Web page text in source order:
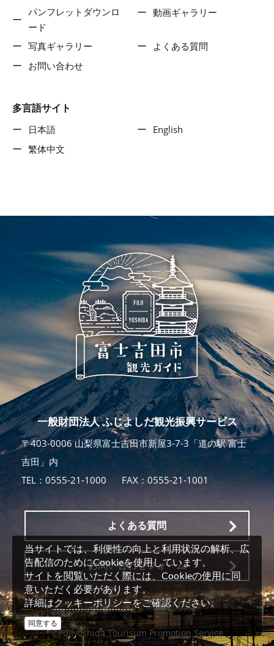
パンフレットダウンロ
ード
動画ギャラリー
写真ギャラリー
よくある質問
お問い合わせ
多言語サイト
日本語
English
繁体中文
一般財団法人 ふじよしだ観光振興サービス
〒403-0006 山梨県富士吉田市新屋3-7-3「道の駅 富士
吉田」内
TEL：0555-21-1000 FAX：0555-21-1001
よくある質問
お問い合わせフォーム
©Fujiyoshida Tourisum Promotion Service
当サイトでは、利便性の向上と利用状況の解析、広
告配信のためにCookieを使用しています。
サイトを閲覧いただく際には、Cookieの使用に同
意いただく必要があります。
詳細はクッキーポリシーをご確認ください。
同意する